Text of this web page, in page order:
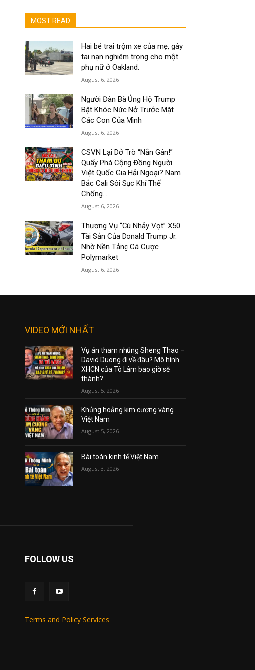
MOST READ
Hai bé trai trộm xe của mẹ, gây
tai nạn nghiêm trọng cho một
phụ nữ ở Oakland.
August 6, 2026
Người Đàn Bà Ủng Hộ Trump
Bật Khóc Nức Nở Trước Mặt
Các Con Của Mình
August 6, 2026
CSVN Lại Dở Trò “Nắn Gân!”
Quấy Phá Cộng Đồng Người
Việt Quốc Gia Hải Ngoại? Nam
Bắc Cali Sôi Sục Khí Thế
Chống...
August 6, 2026
Thương Vụ “Cú Nhảy Vọt” X50
Tài Sản Của Donald Trump Jr.
Nhờ Nền Tảng Cá Cược
Polymarket
August 6, 2026
VIDEO MỚI NHẤT
Vụ án tham nhũng Sheng Thao –
David Duong đi về đâu? Mô hình
XHCN của Tô Lâm bao giờ sẽ
thành?
August 5, 2026
Khủng hoảng kim cương vàng
Việt Nam
August 5, 2026
Bài toán kinh tế Việt Nam
August 3, 2026
FOLLOW US
Terms and Policy Services